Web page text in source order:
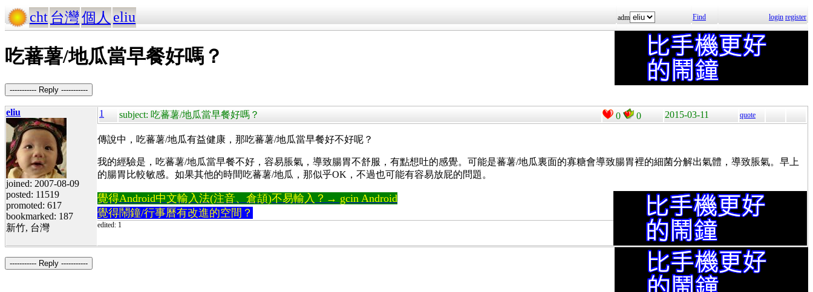
cht 台灣個人 eliu adm Find login register
吃蕃薯/地瓜當早餐好嗎？
----------- Reply -----------
eliu
joined: 2007-08-09
posted: 11519
promoted: 617
bookmarked: 187
新竹, 台灣
1 subject: 吃蕃薯/地瓜當早餐好嗎？ 0 0 2015-03-11 quote
傳說中，吃蕃薯/地瓜有益健康，那吃蕃薯/地瓜當早餐好不好呢？
我的經驗是，吃蕃薯/地瓜當早餐不好，容易脹氣，導致腸胃不舒服，有點想吐的感覺。可能是蕃薯/地瓜裏面的寡糖會導致腸胃裡的細菌分解出氣體，導致脹氣。早上
的腸胃比較敏感。如果其他的時間吃蕃薯/地瓜，那似乎OK，不過也可能有容易放屁的問題。
覺得Android中文輸入法(注音、倉頡)不易輸入？→ gcin Android
覺得鬧鐘/行事曆有改進的空間？
edited: 1
----------- Reply -----------